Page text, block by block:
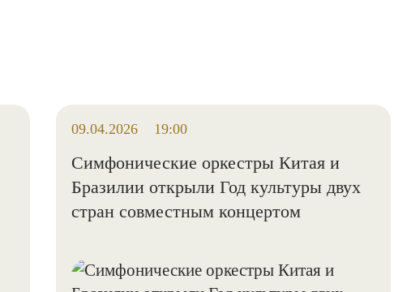
09.04.2026 19:00
Симфонические оркестры Китая и
Бразилии открыли Год культуры двух
стран совместным концертом